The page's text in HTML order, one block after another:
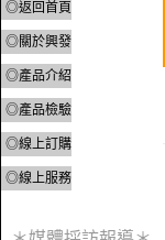
◎返回首頁
◎關於興發
◎產品介紹
◎產品檢驗
◎線上訂購
◎線上服務